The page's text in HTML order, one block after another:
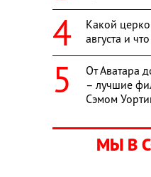
Какой
августа и
От Аватара
– лучшие
Сэмом
МЫ В